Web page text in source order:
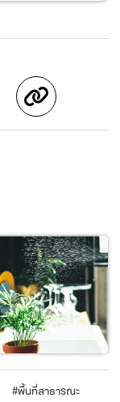
#พื้นที่สาธารณะ